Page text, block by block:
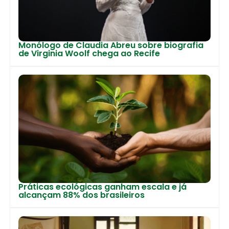
Monólogo de Claudia Abreu sobre biografia
de Virginia Woolf chega ao Recife
Práticas ecológicas ganham escala e já
alcançam 88% dos brasileiros